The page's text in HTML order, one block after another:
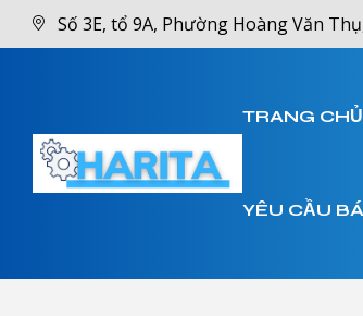
Số 3E, tổ 9A, Phường Hoàng Văn
TRANG CHỦ
YÊU CẦU